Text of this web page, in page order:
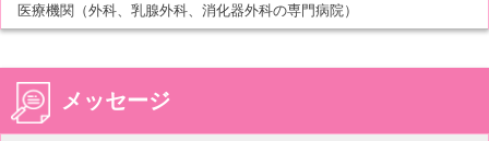
医療機関（外科、乳腺外科、消化器外科の専門病院）
メッセージ